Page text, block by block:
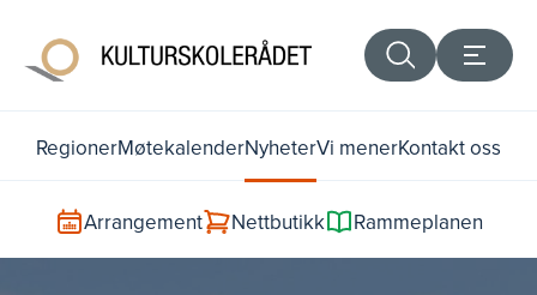
RegionerMøtekalenderNyheterVi menerKontakt oss
Arrangement Nettbutikk Rammeplanen